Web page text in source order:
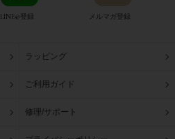
LINE@登録 メルマガ登録
ラッピング
ご利用ガイド
修理/サポート